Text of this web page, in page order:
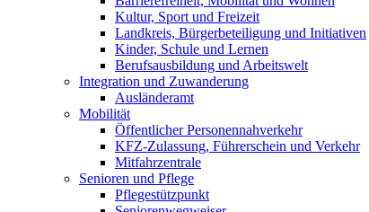
Kultur, Sport und Freizeit
Landkreis, Bürgerbeteiligung und Initiativen
Kinder, Schule und Lernen
Berufsausbildung und Arbeitswelt
Integration und Zuwanderung
Ausländeramt
Mobilität
Öffentlicher Personennahverkehr
KFZ-Zulassung, Führerschein und Verkehr
Mitfahrzentrale
Senioren und Pflege
Pflegestützpunkt